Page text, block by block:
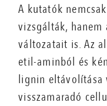
A kutatók
vizsgálták,
változatait is. Az
etil-aminból és
lignin eltávolítása
visszamaradó